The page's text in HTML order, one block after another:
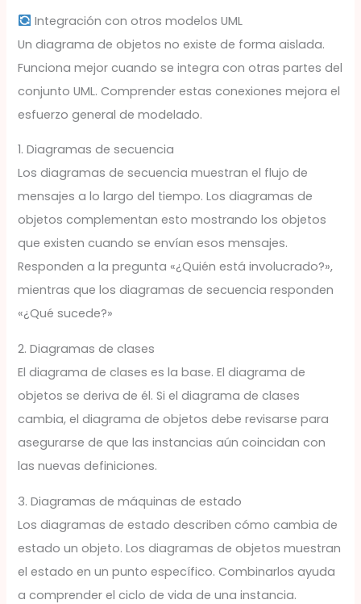
Integración con otros modelos UML
Un diagrama de objetos no existe de forma aislada.
Funciona mejor cuando se integra con otras partes del
conjunto UML. Comprender estas conexiones mejora el
esfuerzo general de modelado.
1. Diagramas de secuencia
Los diagramas de secuencia muestran el flujo de
mensajes a lo largo del tiempo. Los diagramas de
objetos complementan esto mostrando los objetos
que existen cuando se envían esos mensajes.
Responden a la pregunta «¿Quién está involucrado?»,
mientras que los diagramas de secuencia responden
«¿Qué sucede?»
2. Diagramas de clases
El diagrama de clases es la base. El diagrama de
objetos se deriva de él. Si el diagrama de clases
cambia, el diagrama de objetos debe revisarse para
asegurarse de que las instancias aún coincidan con
las nuevas definiciones.
3. Diagramas de máquinas de estado
Los diagramas de estado describen cómo cambia de
estado un objeto. Los diagramas de objetos muestran
el estado en un punto específico. Combinarlos ayuda
a comprender el ciclo de vida de una instancia.